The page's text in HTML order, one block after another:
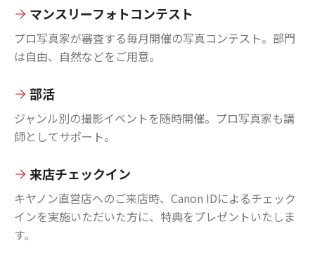
マンスリーフォトコンテスト
プロ写真家が審査する毎月開催の写真コンテスト。部門
は自由、自然などをご用意。
部活
ジャンル別の撮影イベントを随時開催。プロ写真家も講
師としてサポート。
来店チェックイン
キヤノン直営店へのご来店時、Canon IDによるチェック
インを実施いただいた方に、特典をプレゼントいたしま
す。